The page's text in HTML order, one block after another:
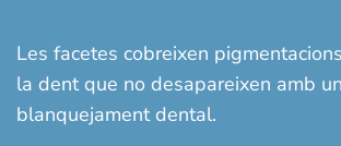
Les facetes cobreixen
la dent que no desapareixen amb un
blanquejament dental.